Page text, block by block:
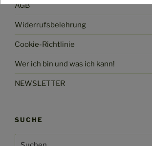
AGB
Widerrufsbelehrung
Cookie-Richtlinie
Wer ich bin und was ich kann!
NEWSLETTER
SUCHE